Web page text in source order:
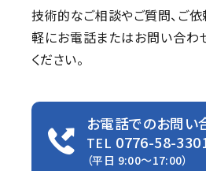
技術的なご相談やご質問、ご依
軽にお電話またはお問い合わ
ください。
お電話でのお問い
TEL 0776-58-
（平日 9:00〜17:00）